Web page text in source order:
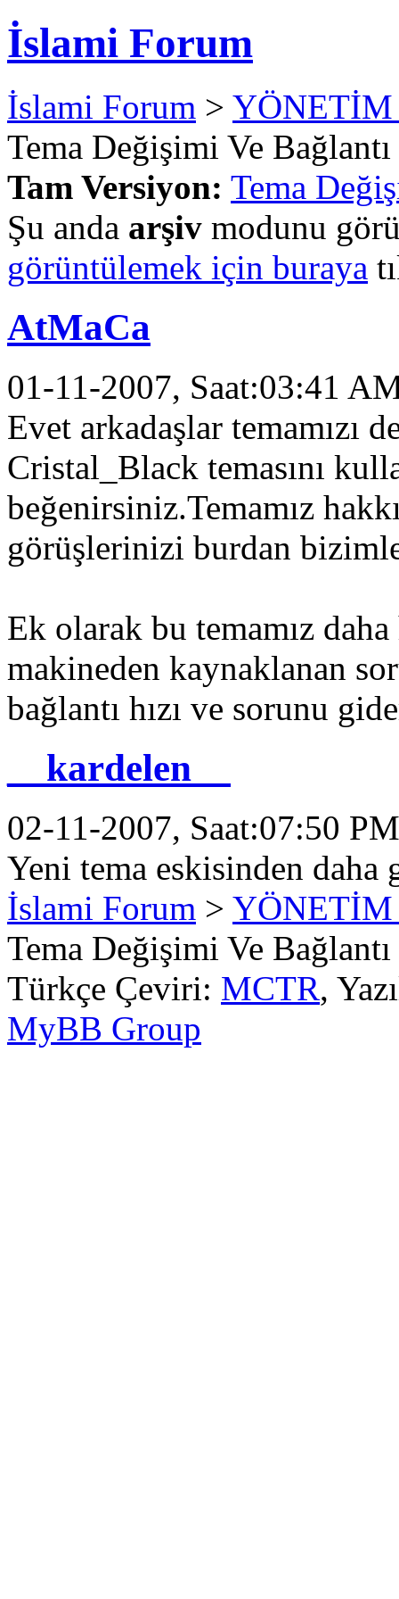
İslami Forum
İslami Forum >
Tema Değişimi Ve
Tam Versiyon: Tema
Şu anda arşiv modunu
görüntülemek için buraya
AtMaCa
01-11-2007, Saat:03:41
Evet arkadaşlar temamızı
Cristal_Black temasını
beğenirsiniz.Temamız
görüşlerinizi burdan
Ek olarak bu temamız
makineden kaynaklanan
bağlantı hızı ve sorunu
__kardelen__
02-11-2007, Saat:07:50 PM
Yeni tema eskisinden daha
İslami Forum >
Tema Değişimi Ve
Türkçe Çeviri: MCTR,
MyBB Group